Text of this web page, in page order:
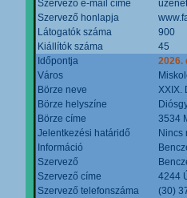
Szervező e-mail címe
Szervező honlapja
Látogatók száma
900
Kiállítók száma
45
Időpontja
2026.
Város
Börze neve
XXIX.
Börze helyszíne
Börze címe
3534
Jelentkezési határidő
Nincs
Információ
Szervező
Szervező címe
4244
Szervező telefonszáma
(30)